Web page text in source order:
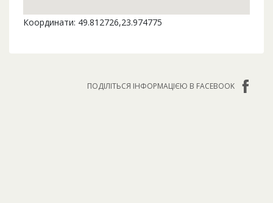
Координати: 49.812726,23.974775
ПОДІЛІТЬСЯ ІНФОРМАЦІЄЮ В FACEBOOK